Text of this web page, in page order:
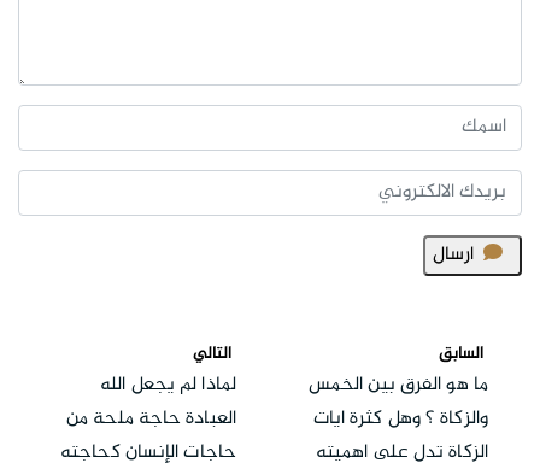
ارسال
السابق
ما هو الفرق بين الخمس
والزكاة ؟ وهل كثرة ايات
الزكاة تدل على اهميته
التالي
لماذا لم يجعل الله
العبادة حاجة ملحة من
حاجات الإنسان كحاجته